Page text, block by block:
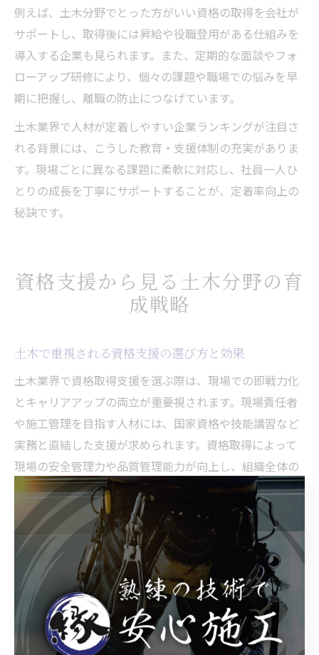
例えば、土木分野でとった方がいい資格の取得を会社が
サポートし、取得後には昇給や役職登用がある仕組みを
導入する企業も見られます。また、定期的な面談やフォ
ローアップ研修により、個々の課題や職場での悩みを早
期に把握し、離職の防止につなげています。
土木業界で人材が定着しやすい企業ランキングが注目さ
れる背景には、こうした教育・支援体制の充実がありま
す。現場ごとに異なる課題に柔軟に対応し、社員一人ひ
とりの成長を丁寧にサポートすることが、定着率向上の
秘訣です。
資格支援から見る土木分野の育
成戦略
土木で重視される資格支援の選び方と効果
土木業界で資格取得支援を選ぶ際は、現場での即戦力化
とキャリアアップの両立が重要視されます。現場責任者
や施工管理を目指す人材には、国家資格や技能講習など
実務と直結した支援が求められます。資格取得によって
現場の安全管理力や品質管理能力が向上し、組織全体の
信頼性向上にもつながります。
資格支援制度の効果としては、従業員のモチベーション
向上や離職率の低下が挙げられます。例えば、資格取得
費用の全額補助や、取得後の手当支給などが制度として
浸透している企業では、若手の定着率が高まりやすい傾
向があります。現場での実践力を養うためには、座学だ
けでなく現場実習やOJT型の支援も効果的です。